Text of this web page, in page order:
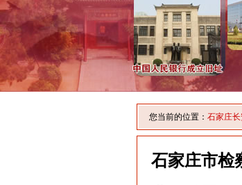
您当前的位置： 石家庄长
石家庄市检